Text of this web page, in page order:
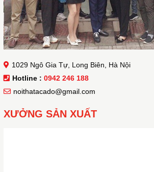
1029 Ngô Gia Tự, Long Biên, Hà Nội
Hotline : 0942 246 188
noithatacado@gmail.com
XƯỞNG SẢN XUẤT